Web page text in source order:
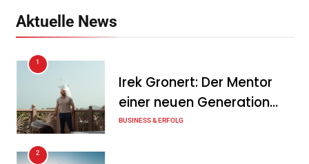
Mitarbeitergespräch pro
Jahr nichts verändert – und
was stattdessen
Verbindlichkeit schafft
Aktuelle News
1
Irek Gronert: Der Mentor
einer neuen Generation
von Unternehmern
BUSINESS & ERFOLG
2